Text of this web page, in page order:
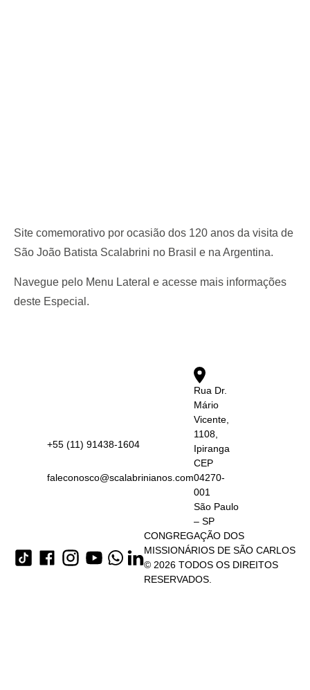
Site comemorativo por ocasião dos 120 anos da visita de
São João Batista Scalabrini no Brasil e na Argentina.
Navegue pelo Menu Lateral e acesse mais informações
deste Especial.
+55 (11) 91438-1604
faleconosco@scalabrinianos.com
Rua Dr.
Mário
Vicente,
1108,
Ipiranga
CEP
04270-
001
São Paulo
– SP
CONGREGAÇÃO DOS
MISSIONÁRIOS DE SÃO CARLOS
© 2026 TODOS OS DIREITOS
RESERVADOS.